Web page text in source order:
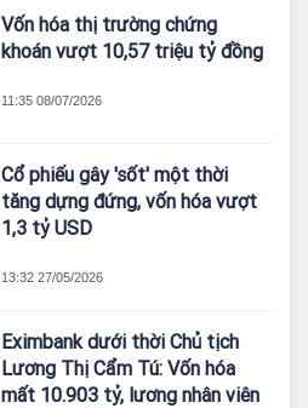
Vốn hóa thị trường chứng
khoán vượt 10,57 triệu tỷ đồng
11:35 08/07/2026
Cổ phiếu gây 'sốt' một thời
tăng dựng đứng, vốn hóa vượt
1,3 tỷ USD
13:32 27/05/2026
Eximbank dưới thời Chủ tịch
Lương Thị Cẩm Tú: Vốn hóa
mất 10.903 tỷ, lương nhân viên